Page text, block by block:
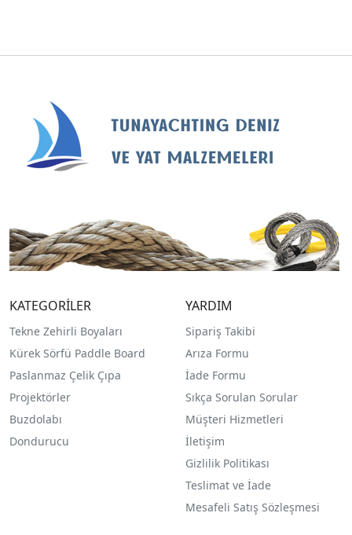
KATEGORİLER
Tekne Zehirli Boyaları
Kürek Sörfü Paddle Board
Paslanmaz Çelik Çıpa
Projektörler
Buzdolabı
Dondurucu
YARDIM
Sipariş Takibi
Arıza Formu
İade Formu
Sıkça Sorulan Sorular
Müşteri Hizmetleri
İletişim
Gizlilik Politikası
Teslimat ve İade
Mesafeli Satış Sözleşmesi